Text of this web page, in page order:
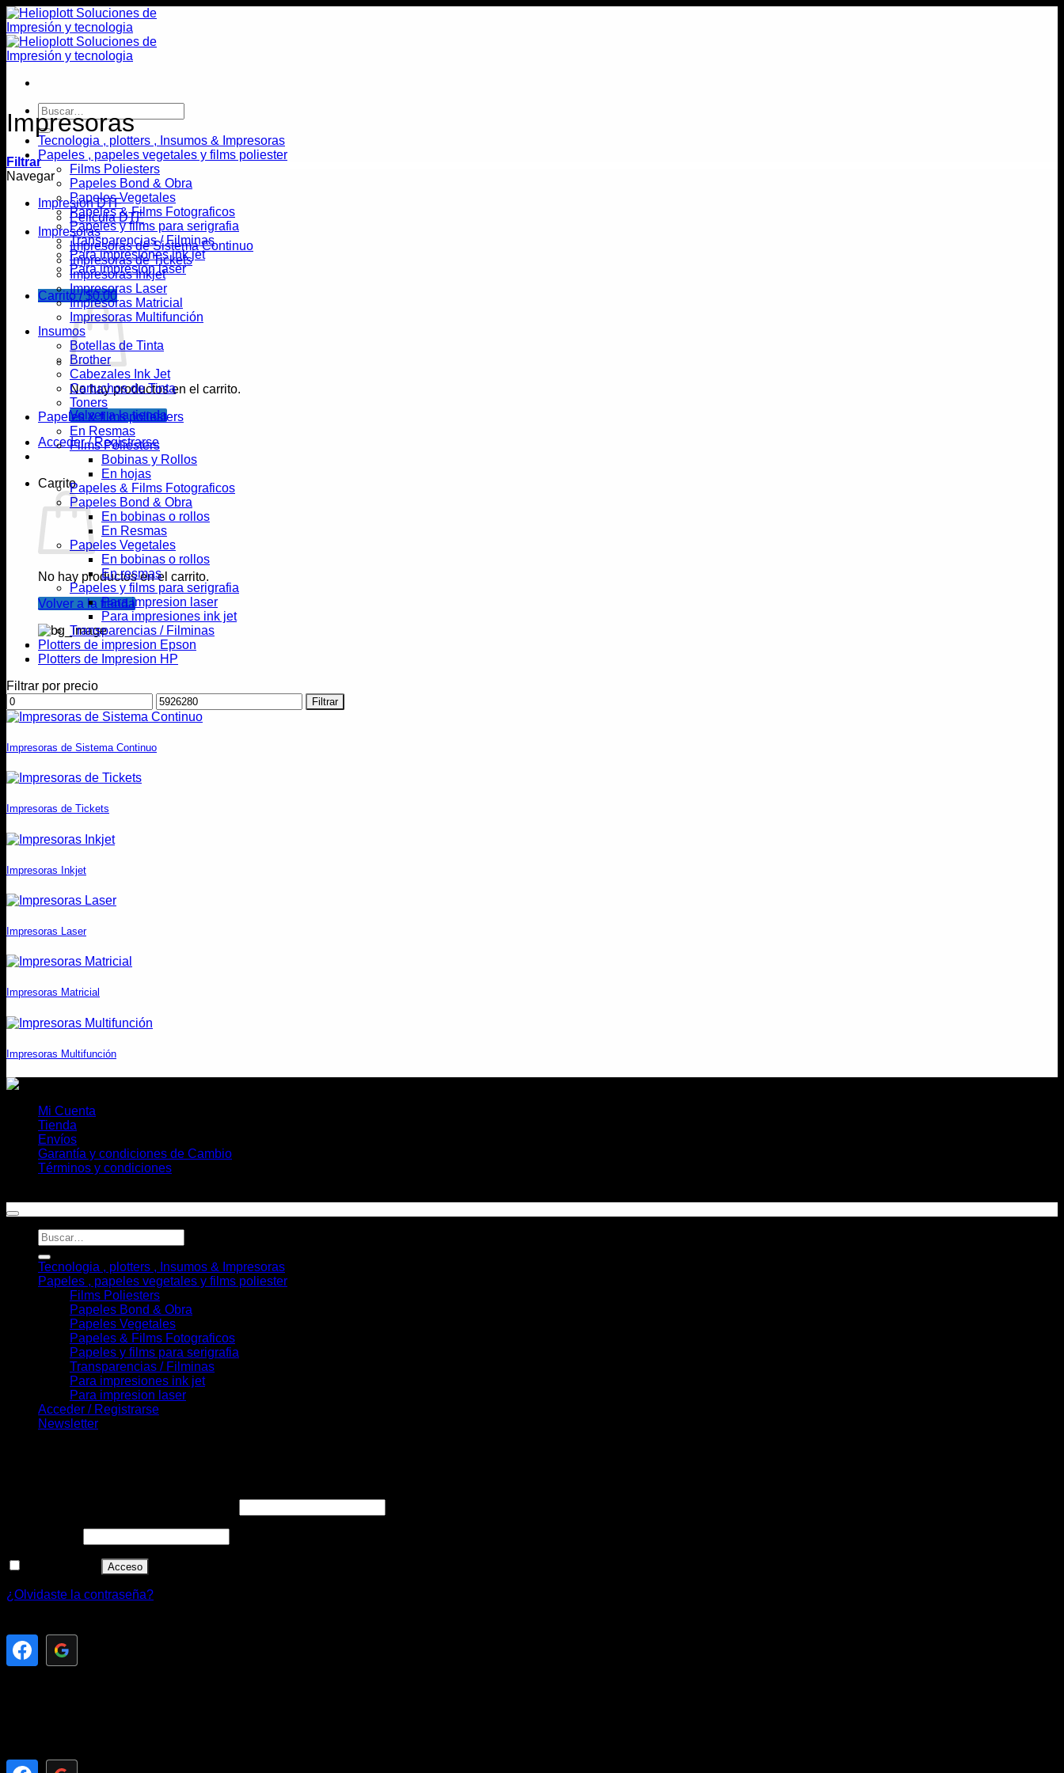
Saltar
al
contenido
Buscar
por:
Tecnologia , plotters , Insumos & Impresoras
Papeles , papeles vegetales y films poliester
Films Poliesters
Papeles Bond & Obra
Papeles Vegetales
Papeles & Films Fotograficos
Papeles y films para serigrafia
Transparencias / Filminas
Para impresiones ink jet
Para impresion laser
Carrito /$0,00
No hay productos en el carrito.
Volver a la tienda
Acceder / Registrarse
Carrito
No hay productos en el carrito.
Volver a la tienda
Impresoras
Filtrar
Navegar
Impresion DTF
Pelicula DTF
Impresoras
Impresoras de Sistema Continuo
Impresoras de Tickets
Impresoras Inkjet
Impresoras Laser
Impresoras Matricial
Impresoras Multifunción
Insumos
Botellas de Tinta
Brother
Cabezales Ink Jet
Cartuchos de Tinta
Toners
Papeles & films poliesters
En Resmas
Films Poliesters
Bobinas y Rollos
En hojas
Papeles & Films Fotograficos
Papeles Bond & Obra
En bobinas o rollos
En Resmas
Papeles Vegetales
En bobinas o rollos
En resmas
Papeles y films para serigrafia
Para impresion laser
Para impresiones ink jet
Transparencias / Filminas
Plotters de impresion Epson
Plotters de Impresion HP
Filtrar por precio
Precio
mínimo
Precio
máximo
Filtrar
Impresoras de Sistema Continuo
Impresoras de Tickets
Impresoras Inkjet
Impresoras Laser
Impresoras Matricial
Impresoras Multifunción
Mi Cuenta
Tienda
Envíos
Garantía y condiciones de Cambio
Términos y condiciones
Buscar
por:
Tecnologia , plotters , Insumos & Impresoras
Papeles , papeles vegetales y films poliester
Films Poliesters
Papeles Bond & Obra
Papeles Vegetales
Papeles & Films Fotograficos
Papeles y films para serigrafia
Transparencias / Filminas
Para impresiones ink jet
Para impresion laser
Acceder / Registrarse
Newsletter
Acceso
¿Olvidaste la contraseña?